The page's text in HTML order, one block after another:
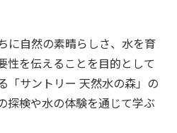
に自然の素晴らしさ、水を育
性を伝えることを目的として
「サントリー 天然水の森」の
探検や水の体験を通じて学ぶ